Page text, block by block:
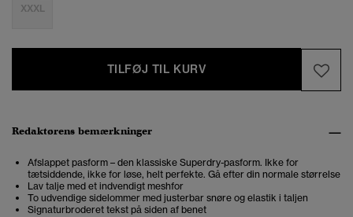
XXXL
TILFØJ TIL KURV
Redaktørens bemærkninger
Afslappet pasform – den klassiske Superdry-pasform. Ikke for
tætsiddende, ikke for løse, helt perfekte. Gå efter din normale størrelse
Lav talje med et indvendigt meshfor
To udvendige sidelommer med justerbar snøre og elastik i taljen
Signaturbroderet tekst på siden af benet